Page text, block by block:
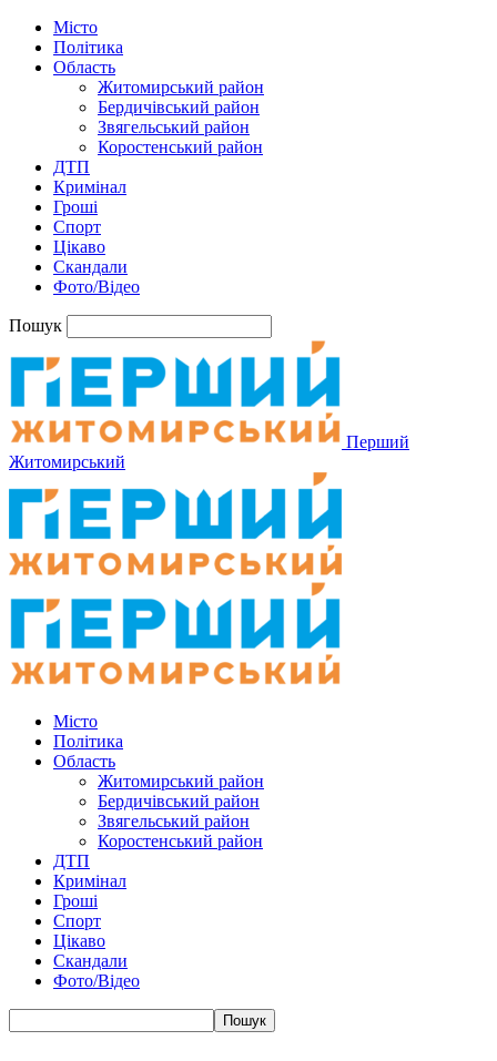
Місто
Політика
Область
Житомирський район
Бердичівський район
Звягельський район
Коростенський район
ДТП
Кримінал
Гроші
Спорт
Цікаво
Скандали
Фото/Відео
Пошук
Перший
Житомирський
Місто
Політика
Область
Житомирський район
Бердичівський район
Звягельський район
Коростенський район
ДТП
Кримінал
Гроші
Спорт
Цікаво
Скандали
Фото/Відео